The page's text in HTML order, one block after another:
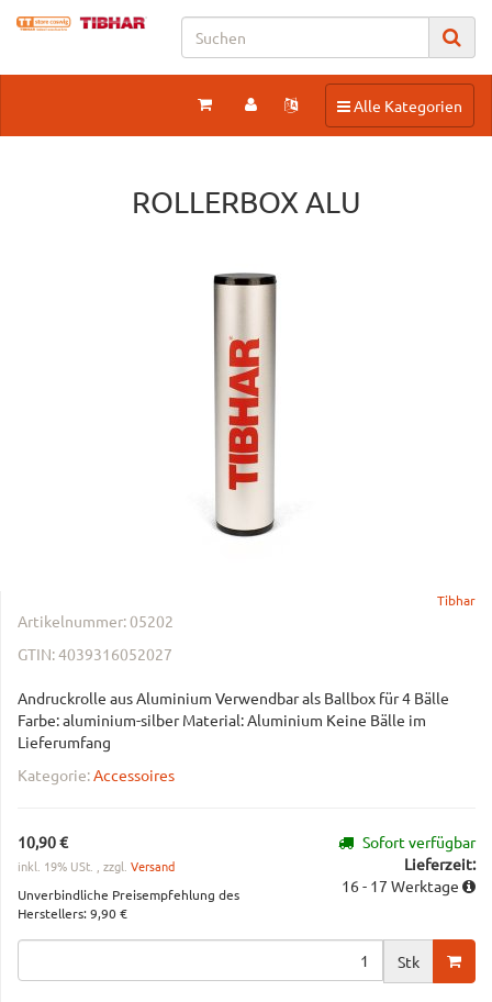
Toggle navigation
Alle Kategorien
ROLLERBOX ALU
Tibhar
Artikelnummer:05202
GTIN:4039316052027
Andruckrolle aus Aluminium Verwendbar als Ballbox für 4 Bälle
Farbe: aluminium-silber Material: Aluminium Keine Bälle im
Lieferumfang
Kategorie:Accessoires
10,90 €
inkl. 19% USt. , zzgl. Versand
Unverbindliche Preisempfehlung des
Herstellers:9,90 €
Sofort verfügbar
Lieferzeit:
16 - 17 Werktage
Stk